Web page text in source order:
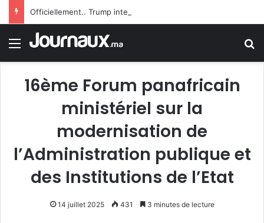
Menu
16ème Forum panafricain
ministériel sur la
modernisation de
l’Administration publique et
des Institutions de l’Etat
14 juillet 2025 431 3 minutes de lecture